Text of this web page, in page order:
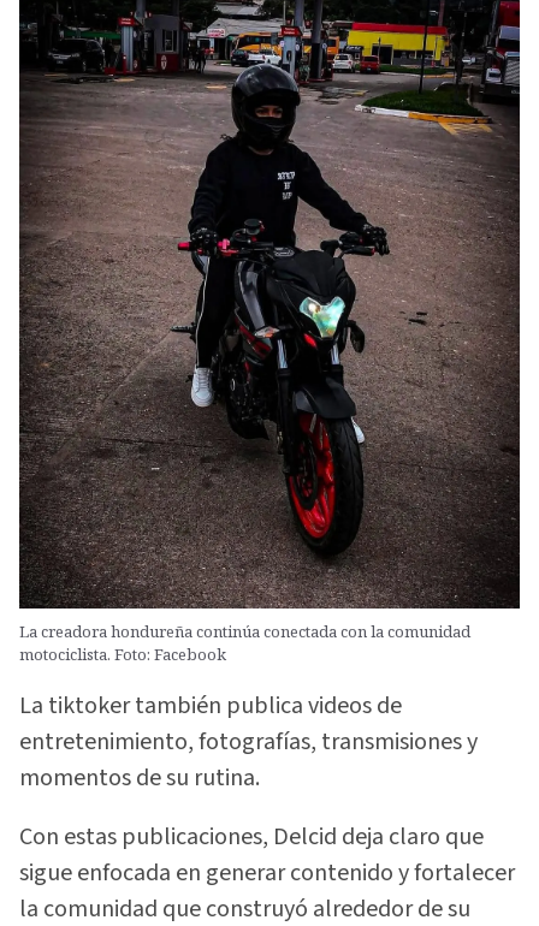
La creadora hondureña continúa conectada con la comunidad
motociclista. Foto: Facebook
La tiktoker también publica videos de
entretenimiento, fotografías, transmisiones y
momentos de su rutina.
Con estas publicaciones, Delcid deja claro que
sigue enfocada en generar contenido y fortalecer
la comunidad que construyó alrededor de su